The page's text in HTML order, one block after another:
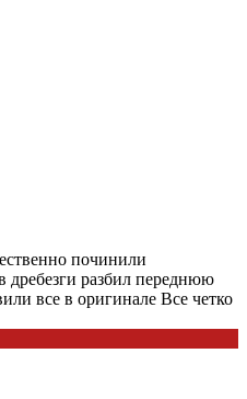
починили
дребезги разбил переднюю
все в оригинале Все четко